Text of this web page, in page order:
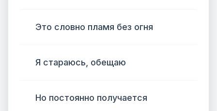
Это словно пламя без огня
Я стараюсь, обещаю
Но постоянно получается